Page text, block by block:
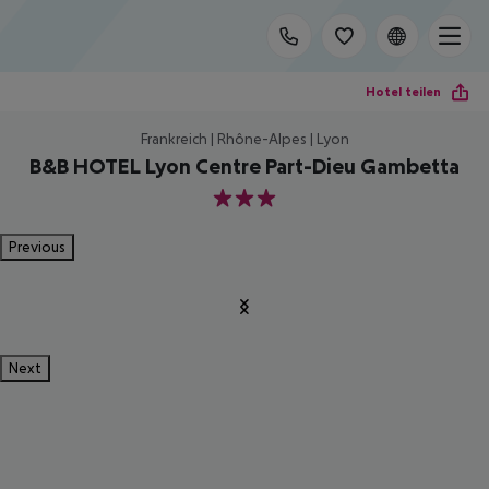
Hotel teilen
Frankreich | Rhône-Alpes | Lyon
B&B HOTEL Lyon Centre Part-Dieu Gambetta
3
Previous
Next